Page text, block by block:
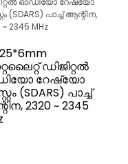
ഡിജിറ്റൽ
റേഷ്യോ
(SDARS) പാച്ച്
2320 ~ 2345